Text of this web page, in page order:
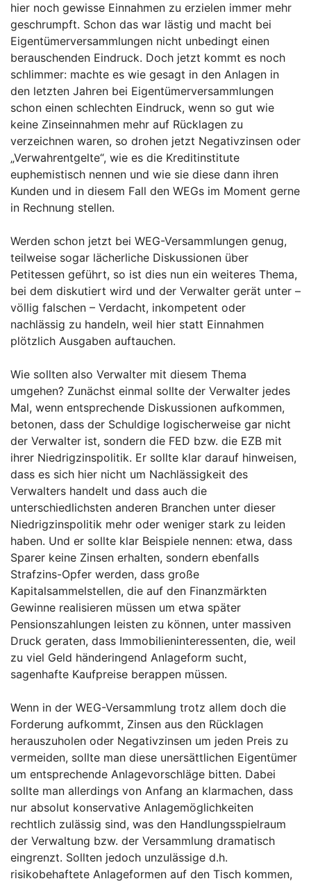
hier noch gewisse Einnahmen zu erzielen immer mehr
geschrumpft. Schon das war lästig und macht bei
Eigentümerversammlungen nicht unbedingt einen
berauschenden Eindruck. Doch jetzt kommt es noch
schlimmer: machte es wie gesagt in den Anlagen in
den letzten Jahren bei Eigentümerversammlungen
schon einen schlechten Eindruck, wenn so gut wie
keine Zinseinnahmen mehr auf Rücklagen zu
verzeichnen waren, so drohen jetzt Negativzinsen oder
„Verwahrentgelte“, wie es die Kreditinstitute
euphemistisch nennen und wie sie diese dann ihren
Kunden und in diesem Fall den WEGs im Moment gerne
in Rechnung stellen.
Werden schon jetzt bei WEG-Versammlungen genug,
teilweise sogar lächerliche Diskussionen über
Petitessen geführt, so ist dies nun ein weiteres Thema,
bei dem diskutiert wird und der Verwalter gerät unter –
völlig falschen – Verdacht, inkompetent oder
nachlässig zu handeln, weil hier statt Einnahmen
plötzlich Ausgaben auftauchen.
Wie sollten also Verwalter mit diesem Thema
umgehen? Zunächst einmal sollte der Verwalter jedes
Mal, wenn entsprechende Diskussionen aufkommen,
betonen, dass der Schuldige logischerweise gar nicht
der Verwalter ist, sondern die FED bzw. die EZB mit
ihrer Niedrigzinspolitik. Er sollte klar darauf hinweisen,
dass es sich hier nicht um Nachlässigkeit des
Verwalters handelt und dass auch die
unterschiedlichsten anderen Branchen unter dieser
Niedrigzinspolitik mehr oder weniger stark zu leiden
haben. Und er sollte klar Beispiele nennen: etwa, dass
Sparer keine Zinsen erhalten, sondern ebenfalls
Strafzins-Opfer werden, dass große
Kapitalsammelstellen, die auf den Finanzmärkten
Gewinne realisieren müssen um etwa später
Pensionszahlungen leisten zu können, unter massiven
Druck geraten, dass Immobilieninteressenten, die, weil
zu viel Geld händeringend Anlageform sucht,
sagenhafte Kaufpreise berappen müssen.
Wenn in der WEG-Versammlung trotz allem doch die
Forderung aufkommt, Zinsen aus den Rücklagen
herauszuholen oder Negativzinsen um jeden Preis zu
vermeiden, sollte man diese unersättlichen Eigentümer
um entsprechende Anlagevorschläge bitten. Dabei
sollte man allerdings von Anfang an klarmachen, dass
nur absolut konservative Anlagemöglichkeiten
rechtlich zulässig sind, was den Handlungsspielraum
der Verwaltung bzw. der Versammlung dramatisch
eingrenzt. Sollten jedoch unzulässige d.h.
risikobehaftete Anlageformen auf den Tisch kommen,